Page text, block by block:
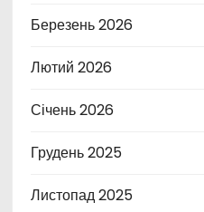
Березень 2026
Лютий 2026
Січень 2026
Грудень 2025
Листопад 2025